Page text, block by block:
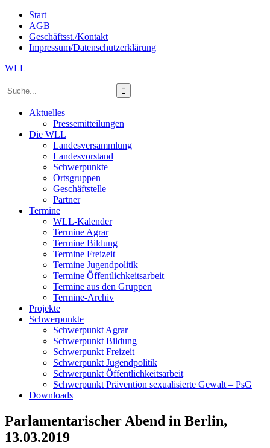
Start
AGB
Geschäftsst./Kontakt
Impressum/Datenschutzerklärung
WLL
Aktuelles
Pressemitteilungen
Die WLL
Landesversammlung
Landesvorstand
Schwerpunkte
Ortsgruppen
Geschäftstelle
Partner
Termine
WLL-Kalender
Termine Agrar
Termine Bildung
Termine Freizeit
Termine Jugendpolitik
Termine Öffentlichkeitsarbeit
Termine aus den Gruppen
Termine-Archiv
Projekte
Schwerpunkte
Schwerpunkt Agrar
Schwerpunkt Bildung
Schwerpunkt Freizeit
Schwerpunkt Jugendpolitik
Schwerpunkt Öffentlichkeitsarbeit
Schwerpunkt Prävention sexualisierte Gewalt – PsG
Downloads
Parlamentarischer Abend in Berlin,
13.03.2019